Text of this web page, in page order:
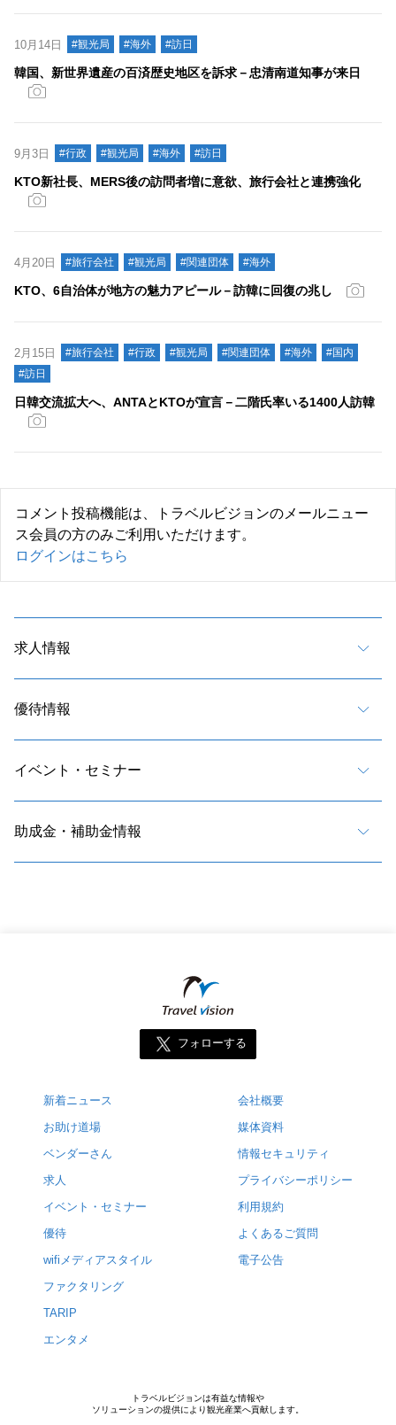
10月14日 #観光局 #海外 #訪日
韓国、新世界遺産の百済歴史地区を訴求－忠清南道知事が来日
9月3日 #行政 #観光局 #海外 #訪日
KTO新社長、MERS後の訪問者増に意欲、旅行会社と連携強化
4月20日 #旅行会社 #観光局 #関連団体 #海外
KTO、6自治体が地方の魅力アピール－訪韓に回復の兆し
2月15日 #旅行会社 #行政 #観光局 #関連団体 #海外
#国内
#訪日
日韓交流拡大へ、ANTAとKTOが宣言－二階氏率いる1400人訪韓
コメント投稿機能は、トラベルビジョンのメールニュー
ス会員の方のみご利用いただけます。
ログインはこちら
求人情報
優待情報
イベント・セミナー
助成金・補助金情報
フォローする
新着ニュース
お助け道場
ベンダーさん
求人
イベント・セミナー
優待
wifiメディアスタイル
ファクタリング
TARIP
エンタメ
会社概要
媒体資料
情報セキュリティ
プライバシーポリシー
利用規約
よくあるご質問
電子公告
トラベルビジョンは有益な情報や
ソリューションの提供により観光産業へ貢献します。